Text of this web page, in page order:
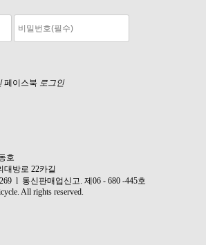
페이스북 로그인
호
대방로 22카길
l 통신판매업신고. 제06 - 680 -445호
All rights reserved.